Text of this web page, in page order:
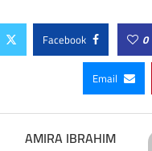
0
Facebook
Email
AMIRA IBRAHIM